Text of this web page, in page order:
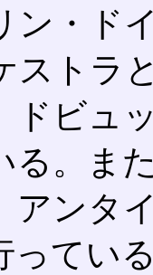
ン・ド
ストラ
ドビュ
る。ま
アンタ
ってい